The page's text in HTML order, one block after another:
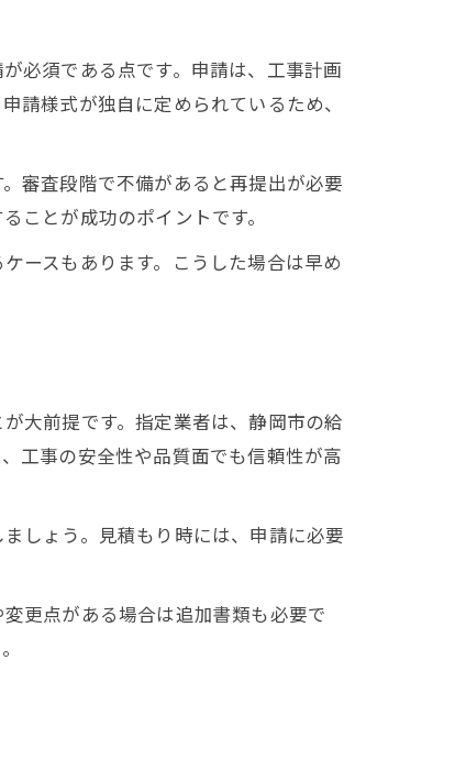
必須である点です。申請は、工事計画
請様式が独自に定められているため、
査段階で不備があると再提出が必要
ことが成功のポイントです。
ースもあります。こうした場合は早め
大前提です。指定業者は、静岡市の給
工事の安全性や品質面でも信頼性が高
しょう。見積もり時には、申請に必要
更点がある場合は追加書類も必要で